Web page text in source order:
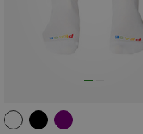
35|36|37|38